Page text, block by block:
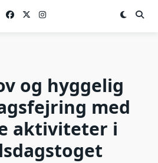
og hyggelig
med
aktiviteter i